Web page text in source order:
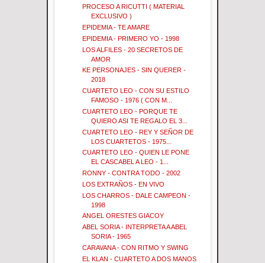
PROCESO A RICUTTI ( MATERIAL
EXCLUSIVO )
EPIDEMIA - TE AMARE
EPIDEMIA - PRIMERO YO - 1998
LOS ALFILES - 20 SECRETOS DE
AMOR
KE PERSONAJES - SIN QUERER -
2018
CUARTETO LEO - CON SU ESTILO
FAMOSO - 1976 ( CON M...
CUARTETO LEO - PORQUE TE
QUIERO ASI TE REGALO EL 3...
CUARTETO LEO - REY Y SEÑOR DE
LOS CUARTETOS - 1975...
CUARTETO LEO - QUIEN LE PONE
EL CASCABEL A LEO - 1...
RONNY - CONTRA TODO - 2002
LOS EXTRAÑOS - EN VIVO
LOS CHARROS - DALE CAMPEON -
1998
ANGEL ORESTES GIACOY
ABEL SORIA - INTERPRETA A ABEL
SORIA - 1965
CARAVANA - CON RITMO Y SWING
EL KLAN - CUARTETO A DOS MANOS